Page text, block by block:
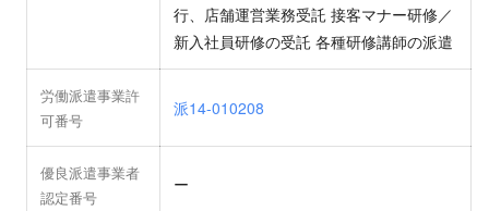
行、店舗運営業務受託 接客マナー研修／
新入社員研修の受託 各種研修講師の派遣
労働派遣事業許
可番号
派14-010208
優良派遣事業者
認定番号
ー